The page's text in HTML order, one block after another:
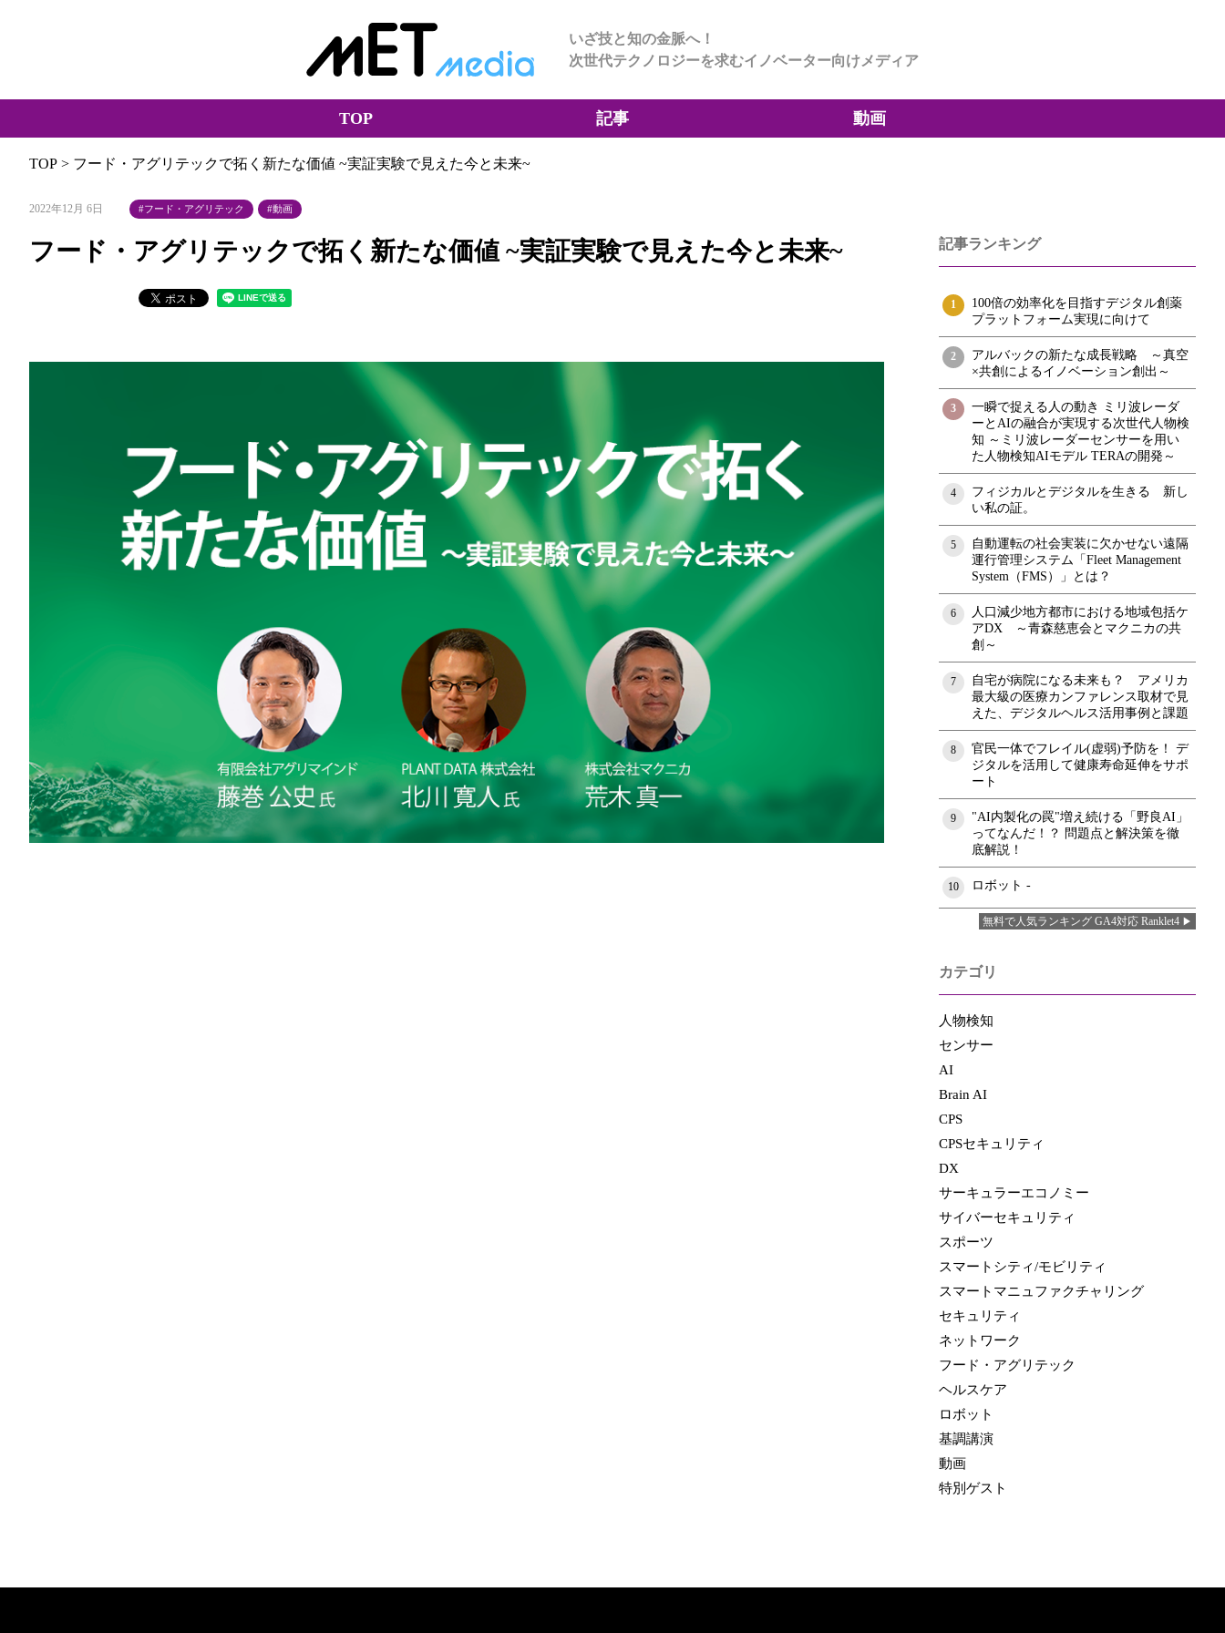
いざ技と知の金脈へ！
次世代テクノロジーを求むイノベーター向けメディア
TOP 記事 動画
TOP > フード・アグリテックで拓く新たな価値 ~実証実験で見えた今と未来~
2022年12月 6日 フード・アグリテック 動画
フード・アグリテックで拓く新たな価値 ~実証実験で見えた今と未来~ 記事ランキング
1
100倍の効率化を目指すデジタル創薬
プラットフォーム実現に向けて
2
アルバックの新たな成長戦略 ～真空
×共創によるイノベーション創出～
3
一瞬で捉える人の動き ミリ波レーダ
ーとAIの融合が実現する次世代人物検
知 ～ミリ波レーダーセンサーを用い
た人物検知AIモデル TERAの開発～
4
フィジカルとデジタルを生きる 新し
い私の証。
5
自動運転の社会実装に欠かせない遠隔
運行管理システム「Fleet Management
System（FMS）」とは？
6
人口減少地方都市における地域包括ケ
アDX ～青森慈恵会とマクニカの共
創～
7
自宅が病院になる未来も？ アメリカ
最大級の医療カンファレンス取材で見
えた、デジタルヘルス活用事例と課題
8
官民一体でフレイル(虚弱)予防を！ デ
ジタルを活用して健康寿命延伸をサポ
ート
9
"AI内製化の罠"増え続ける「野良AI」
ってなんだ！？ 問題点と解決策を徹
底解説！
10 ロボット -
無料で人気ランキング GA4対応 Ranklet4
カテゴリ
人物検知
センサー
AI
Brain AI
CPS
CPSセキュリティ
DX
サーキュラーエコノミー
サイバーセキュリティ
スポーツ
スマートシティ/モビリティ
スマートマニュファクチャリング
セキュリティ
ネットワーク
フード・アグリテック
ヘルスケア
ロボット
基調講演
動画
特別ゲスト